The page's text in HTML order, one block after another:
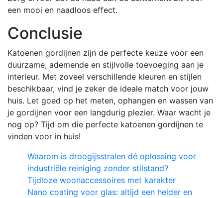
een mooi en naadloos effect.
Conclusie
Katoenen gordijnen zijn de perfecte keuze voor een
duurzame, ademende en stijlvolle toevoeging aan je
interieur. Met zoveel verschillende kleuren en stijlen
beschikbaar, vind je zeker de ideale match voor jouw
huis. Let goed op het meten, ophangen en wassen van
je gordijnen voor een langdurig plezier. Waar wacht je
nog op? Tijd om die perfecte katoenen gordijnen te
vinden voor in huis!
Waarom is droogijsstralen dé oplossing voor
industriële reiniging zonder stilstand?
Tijdloze woonaccessoires met karakter
Nano coating voor glas: altijd een helder en